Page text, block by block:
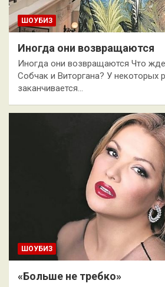
ШОУБИЗ
Иногда они возвращаются
Иногда они возвращаются Что
Собчак и Виторгана? У некоторых
заканчивается…
ШОУБИЗ
«Больше не требко»